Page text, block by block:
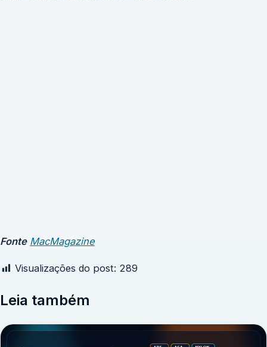
Fonte MacMagazine
Visualizações do post: 289
Leia também